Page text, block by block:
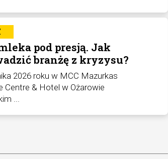
pod presją. Jak
branżę z kryzysu?
2026 roku w MCC Mazurkas
Centre & Hotel w Ożarowie
...